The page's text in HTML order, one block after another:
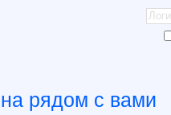
рядом с вами